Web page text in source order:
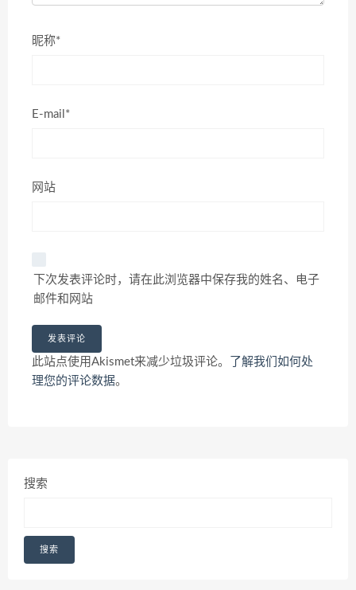
昵称*
E-mail*
网站
下次发表评论时，请在此浏览器中保存我的姓名、电子
邮件和网站
此站点使用Akismet来减少垃圾评论。
了解我们如何处
理您的评论数据。
搜索
搜索